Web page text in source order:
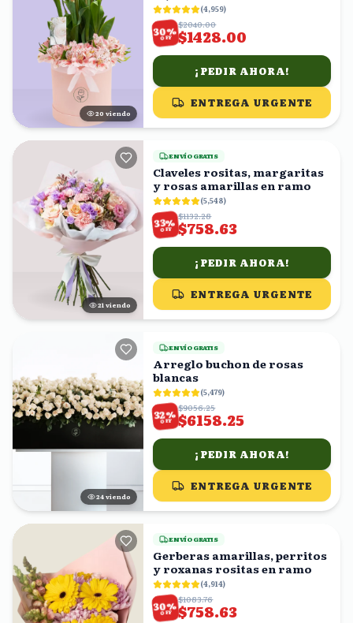
21 viendo
(4,959)
30%
OFF
$2040.00
$1428.00
¡PEDIR AHORA!
ENTREGA URGENTE
21 viendo
ENVÍO GRATIS
Claveles rositas, margaritas
y rosas amarillas en ramo
(5,548)
33%
OFF
$1132.28
$758.63
¡PEDIR AHORA!
ENTREGA URGENTE
24 viendo
ENVÍO GRATIS
Arreglo buchon de rosas
blancas
(5,479)
32%
OFF
$9056.25
$6158.25
¡PEDIR AHORA!
ENTREGA URGENTE
ENVÍO GRATIS
Gerberas amarillas, perritos
y roxanas rositas en ramo
(4,914)
30%
OFF
$1083.76
$758.63